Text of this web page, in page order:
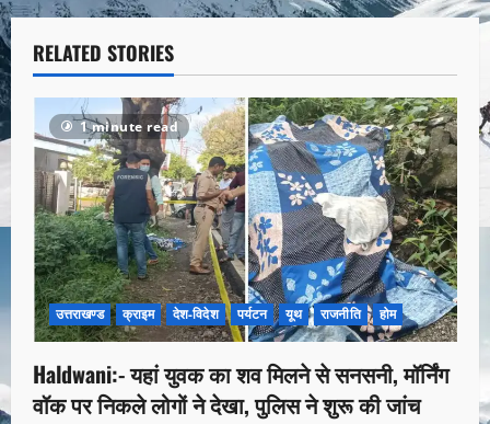
RELATED STORIES
1 minute read
उत्तराखण्ड क्राइम देश-विदेश पर्यटन यूथ राजनीति होम
Haldwani:- यहां युवक का शव मिलने से सनसनी, मॉर्निंग
वॉक पर निकले लोगों ने देखा, पुलिस ने शुरू की जांच